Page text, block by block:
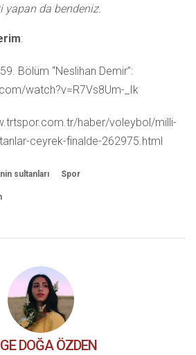
yapan da bendeniz.
:
59. Bölüm “Neslihan Demir”:
watch?v=R7Vs8Um-_Ik
haber/voleybol/milli-
ceyrek-finalde-262975.html
sultanları Spor
DOĞA ÖZDEN